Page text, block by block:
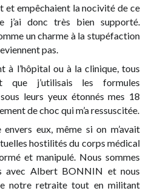
et empêchaient la nocivité de ce
j’ai donc très bien supporté.
un charme à la stupéfaction
pas.
à l’hôpital ou à la clinique, tous
que j’utilisais les formules
leurs yeux étonnés mes 18
de choc qui m’a ressuscitée.
eux, même si on m’avait
hostilités du corps médical
et manipulé. Nous sommes
avec Albert BONNIN et nous
notre retraite tout en militant